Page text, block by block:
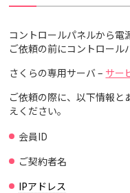
コントロールパネルから電
ご依頼の前にコントロール
さくらの専用サーバ – サー
ご依頼の際に、以下情報と
えください。
会員ID
ご契約者名
IPアドレス